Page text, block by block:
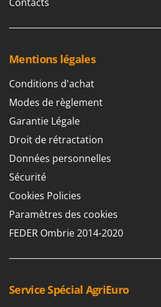
Mentions légales
Conditions d'achat
Modes de règlement
Garantie Légale
Droit de rétractation
Données personnelles
Sécurité
Cookies Policies
Paramètres des cookies
FEDER Ombrie 2014-2020
Service Spécial AgriEuro